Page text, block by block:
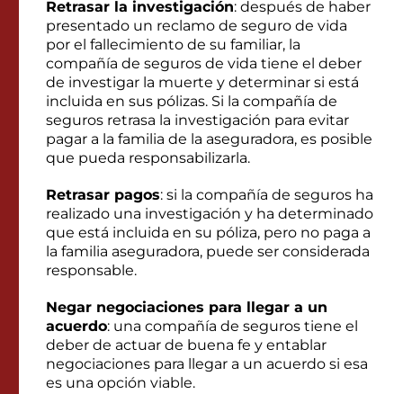
Retrasar la investigación: después de haber
presentado un reclamo de seguro de vida
por el fallecimiento de su familiar, la
compañía de seguros de vida tiene el deber
de investigar la muerte y determinar si está
incluida en sus pólizas. Si la compañía de
seguros retrasa la investigación para evitar
pagar a la familia de la aseguradora, es posible
que pueda responsabilizarla.
Retrasar pagos: si la compañía de seguros ha
realizado una investigación y ha determinado
que está incluida en su póliza, pero no paga a
la familia aseguradora, puede ser considerada
responsable.
Negar negociaciones para llegar a un
acuerdo: una compañía de seguros tiene el
deber de actuar de buena fe y entablar
negociaciones para llegar a un acuerdo si esa
es una opción viable.